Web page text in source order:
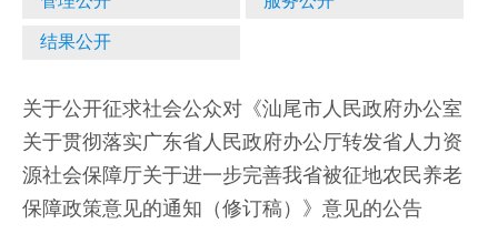
结果公开
关于公开征求社会公众对《汕尾市人民政府办公室
关于贯彻落实广东省人民政府办公厅转发省人力资
源社会保障厅关于进一步完善我省被征地农民养老
保障政策意见的通知（修订稿）》意见的公告